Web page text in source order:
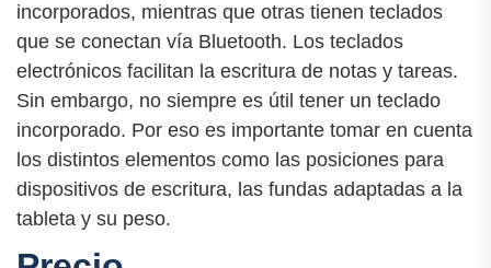
incorporados, mientras que otras tienen teclados
que se conectan vía Bluetooth. Los teclados
electrónicos facilitan la escritura de notas y tareas.
Sin embargo, no siempre es útil tener un teclado
incorporado. Por eso es importante tomar en cuenta
los distintos elementos como las posiciones para
dispositivos de escritura, las fundas adaptadas a la
tableta y su peso.